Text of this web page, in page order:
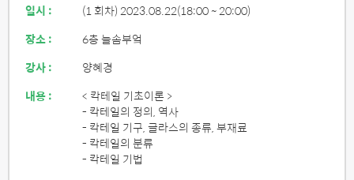
일시 : (1 회차) 2023.08.22(18:00 ~ 20:00)
장소 :
6층 늘솜부엌
강사 :
양혜경
내용 :
< 칵테일 기초이론 >
- 칵테일의 정의, 역사
- 칵테일 기구, 글라스의 종류, 부재료
- 칵테일의 분류
- 칵테일 기법